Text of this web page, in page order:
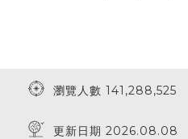
瀏覽人數 141,288,525
更新日期 2026.08.08